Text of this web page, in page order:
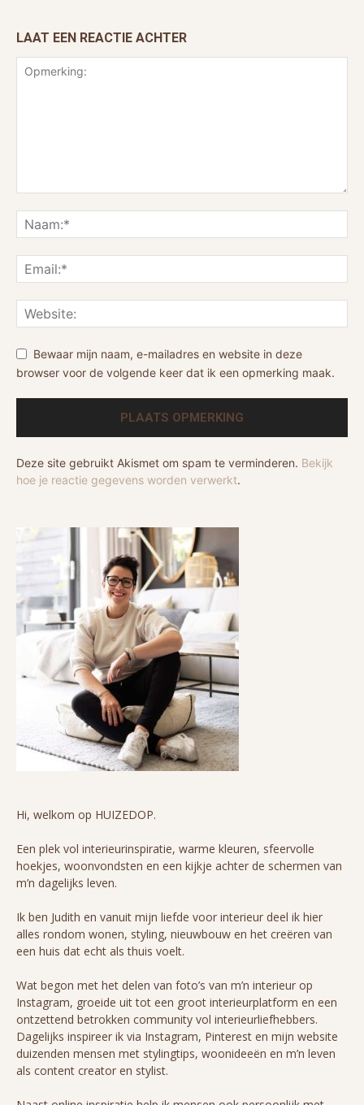
LAAT EEN REACTIE ACHTER
Bewaar mijn naam, e-mailadres en website in deze
browser voor de volgende keer dat ik een opmerking maak.
Deze site gebruikt Akismet om spam te verminderen. Bekijk
hoe je reactie gegevens worden verwerkt.
Hi, welkom op HUIZEDOP.
Een plek vol interieurinspiratie, warme kleuren, sfeervolle
hoekjes, woonvondsten en een kijkje achter de schermen van
m’n dagelijks leven.
Ik ben Judith en vanuit mijn liefde voor interieur deel ik hier
alles rondom wonen, styling, nieuwbouw en het creëren van
een huis dat echt als thuis voelt.
Wat begon met het delen van foto’s van m’n interieur op
Instagram, groeide uit tot een groot interieurplatform en een
ontzettend betrokken community vol interieurliefhebbers.
Dagelijks inspireer ik via Instagram, Pinterest en mijn website
duizenden mensen met stylingtips, woonideeën en m’n leven
als content creator en stylist.